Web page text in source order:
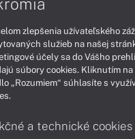
Videá
Obsah
Možnosti
a servis
Servisné služby
zlepšenia užívateľského
služieb na našej
účely sa do Vášho
súbory cookies. Kliknutím na
„Rozumiem“ súhlasíte s
a technické cookies